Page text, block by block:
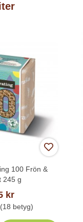
100 Frön &
245 g
kr
(18 betyg)